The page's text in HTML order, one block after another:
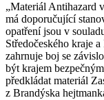
„Materiál Antihazard
má doporučující
opatření jsou v
Středočeského kraje
zahrnuje boj se
být krajem
předkládat materiál
z Brandýska